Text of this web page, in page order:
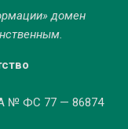
домен
№ ФС 77 — 86874